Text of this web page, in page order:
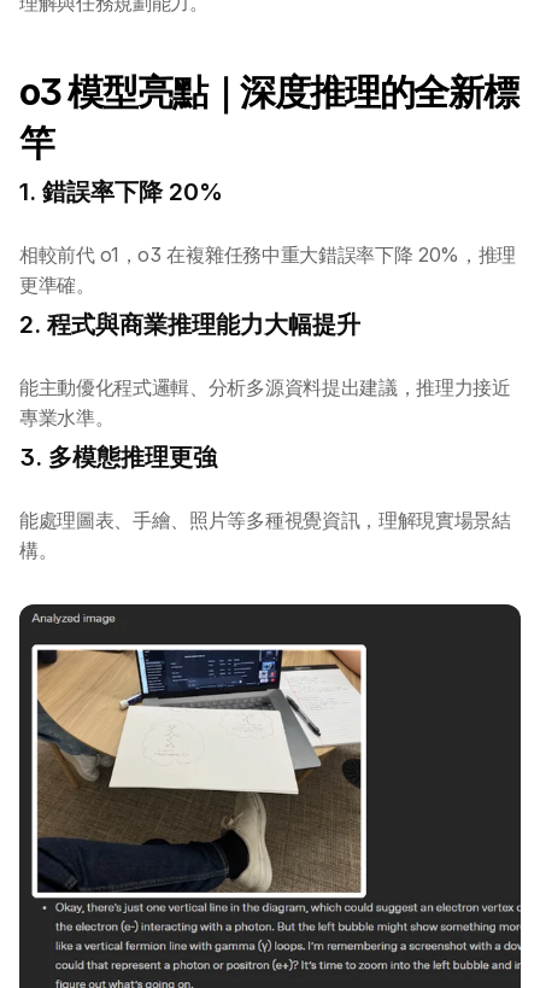
o3 模型亮點｜深度推理的全新標
竿
1. 錯誤率下降 20%
相較前代 o1，o3 在複雜任務中重大錯誤率下降 20%，推理
更準確。
2. 程式與商業推理能力大幅提升
能主動優化程式邏輯、分析多源資料提出建議，推理力接近
專業水準。
3. 多模態推理更強
能處理圖表、手繪、照片等多種視覺資訊，理解現實場景結
構。